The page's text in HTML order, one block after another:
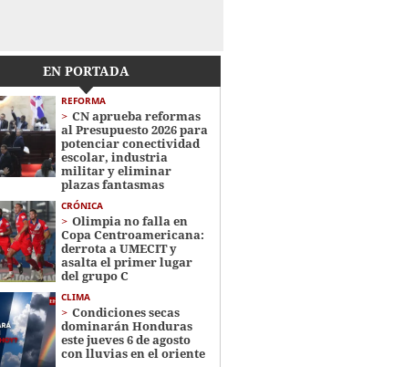
EN PORTADA
REFORMA
CN aprueba reformas
al Presupuesto 2026 para
potenciar conectividad
escolar, industria
militar y eliminar
plazas fantasmas
CRÓNICA
Olimpia no falla en
Copa Centroamericana:
derrota a UMECIT y
asalta el primer lugar
del grupo C
CLIMA
Condiciones secas
dominarán Honduras
este jueves 6 de agosto
con lluvias en el oriente